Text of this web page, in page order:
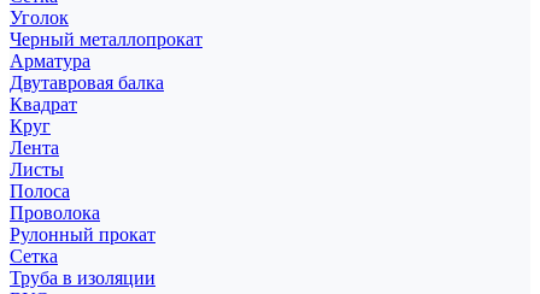
Уголок
Черный металлопрокат
Арматура
Двутавровая балка
Квадрат
Круг
Лента
Листы
Полоса
Проволока
Рулонный прокат
Сетка
Труба в изоляции